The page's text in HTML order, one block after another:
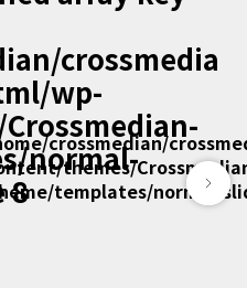
デミー」
者で経営者」
crossmedia
wp-
normal-
8
crossmedian/
themes/
templates/normal-